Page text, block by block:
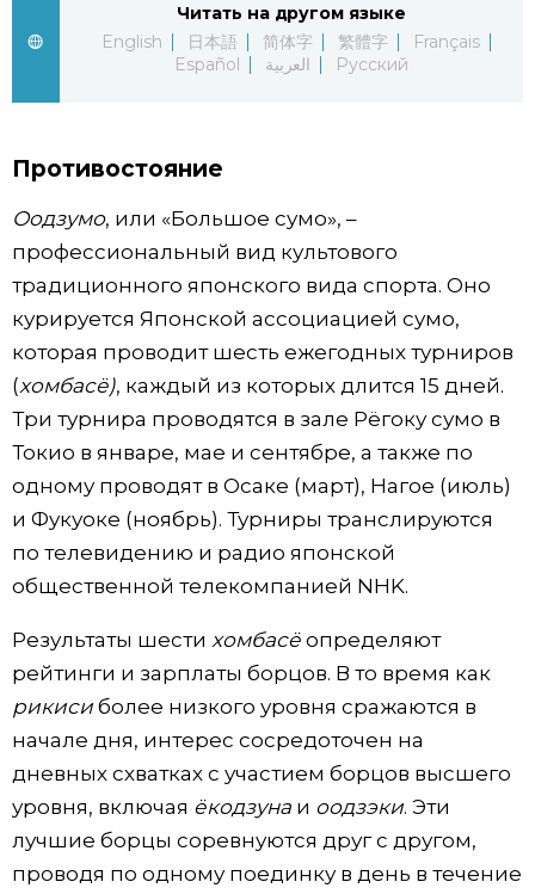
Общество
Культура
Жизнь
Технологии
От редакции
Еда и напитки
Читать на другом языке
English
日本語 简体字 繁體字
Français
Español
العربية Русский
Противостояние
Оодзумо, или «Большое сумо», –
профессиональный вид культового
традиционного японского вида спорта. Оно
курируется Японской ассоциацией сумо,
которая проводит шесть ежегодных турниров
(хомбасё), каждый из которых длится 15 дней.
Три турнира проводятся в зале Рёгоку сумо в
Токио в январе, мае и сентябре, а также по
одному проводят в Осаке (март), Нагое (июль)
и Фукуоке (ноябрь). Турниры транслируются
по телевидению и радио японской
общественной телекомпанией NHK.
Результаты шести хомбасёопределяют
рейтинги и зарплаты борцов. В то время как
рикисиболее низкого уровня сражаются в
начале дня, интерес сосредоточен на
дневных схватках с участием борцов высшего
уровня, включая ёкодзунаи оодзэки. Эти
лучшие борцы соревнуются друг с другом,
проводя по одному поединку в день в течение